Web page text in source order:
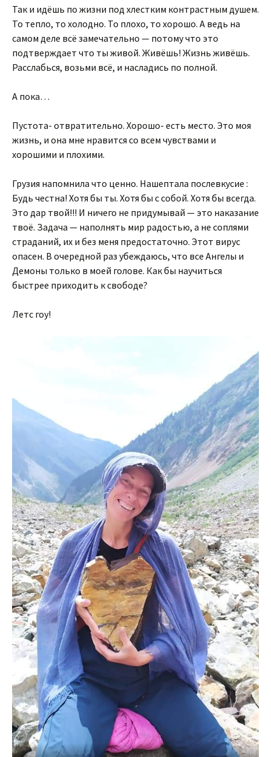
Так и идёшь по жизни под хлестким контрастным душем.
То тепло, то холодно. То плохо, то хорошо. А ведь на
самом деле всё замечательно — потому что это
подтверждает что ты живой. Живёшь! Жизнь живёшь.
Расслабься, возьми всё, и насладись по полной.
А пока…
Пустота- отвратительно. Хорошо- есть место. Это моя
жизнь, и она мне нравится со всем чувствами и
хорошими и плохими.
Грузия напомнила что ценно. Нашептала послевкусие :
Будь честна! Хотя бы ты. Хотя бы с собой. Хотя бы всегда.
Это дар твой!!! И ничего не придумывай — это наказание
твоё. Задача — наполнять мир радостью, а не соплями
страданий, их и без меня предостаточно. Этот вирус
опасен. В очередной раз убеждаюсь, что все Ангелы и
Демоны только в моей голове. Как бы научиться
быстрее приходить к свободе?
Летс гоу!